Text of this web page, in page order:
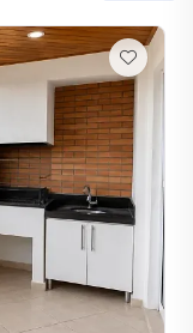
e
A Imobiliária
imóveis em
vender ou alugar
imobiliárias
imóveis em
Isso porque